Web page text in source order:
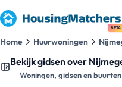
BETA
Home Huurwoningen
Bekijk gidsen over
Woningen, gidsen en buurten